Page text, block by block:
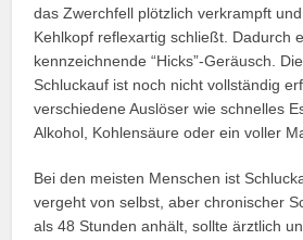
das Zwerchfell plötzlich verkrampft
Kehlkopf reflexartig schließt. Dadurch
kennzeichnende “Hicks”-Geräusch.
Schluckauf ist noch nicht vollständig
verschiedene Auslöser wie schnelles
Alkohol, Kohlensäure oder ein voller
Bei den meisten Menschen ist
vergeht von selbst, aber chronischer
als 48 Stunden anhält, sollte ärztlich